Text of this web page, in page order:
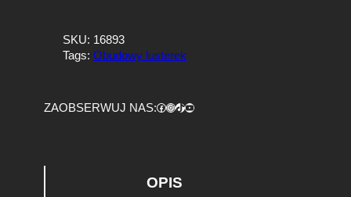
d
SKU: 16893
Tags: Obudowy lusterek
ZAOBSERWUJ NAS:Facebook https://www.instagram.com/tuningbaza.pl https://www.tiktok.com/@tuningbaza.pl YouTube
OPIS